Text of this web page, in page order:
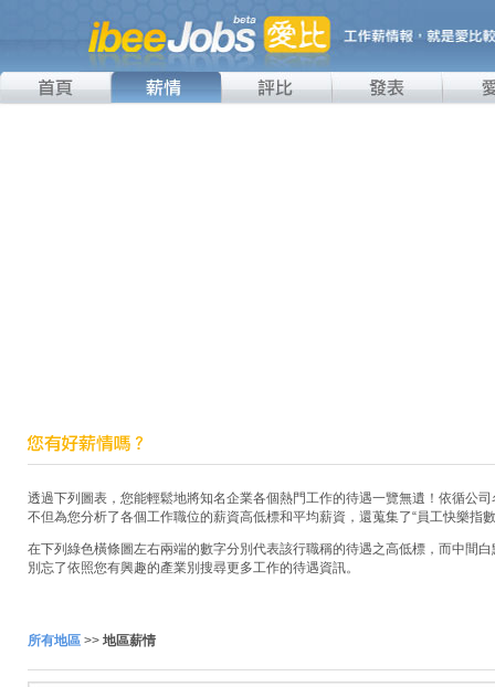
透過下列圖表，您能輕鬆地將知名企業各個熱門工作的待遇一覽無遺！依循公
不但為您分析了各個工作職位的薪資高低標和平均薪資，還蒐集了“員工快樂指
在下列綠色橫條圖左右兩端的數字分別代表該行職稱的待遇之高低標，而中間
別忘了依照您有興趣的產業別搜尋更多工作的待遇資訊。
所有地區 >> 地區薪情